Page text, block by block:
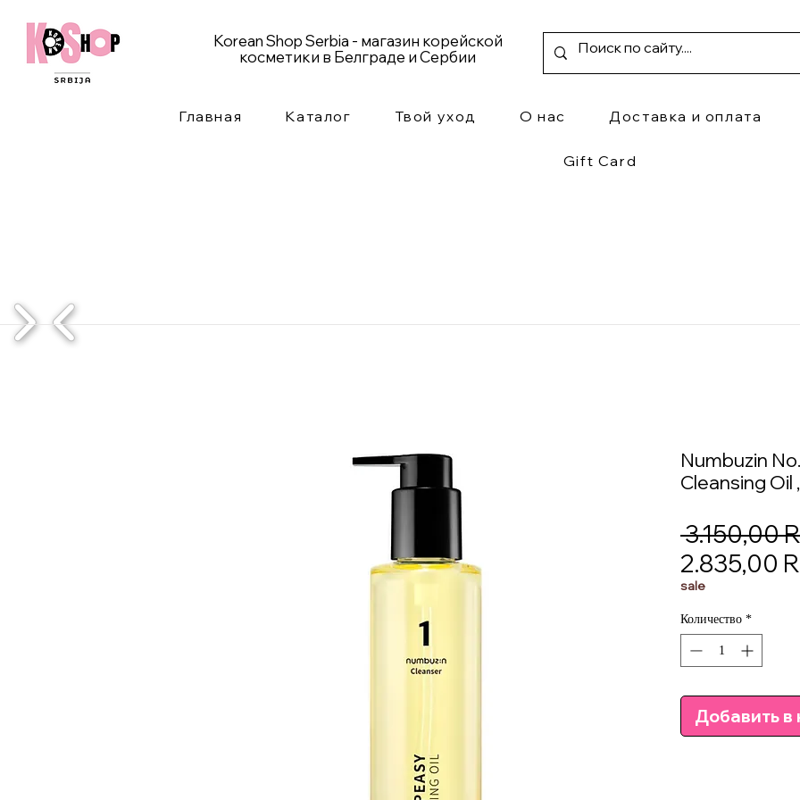
Korean Shop Serbia - магазин корейской
косметики в Белграде и Сербии
Главная Каталог Твой уход О нас Доставка и оплата
Gift Card
Numbuzin
Cleansing Oil
3.150,00
2.835,00
sale
Количество *
Добавить в